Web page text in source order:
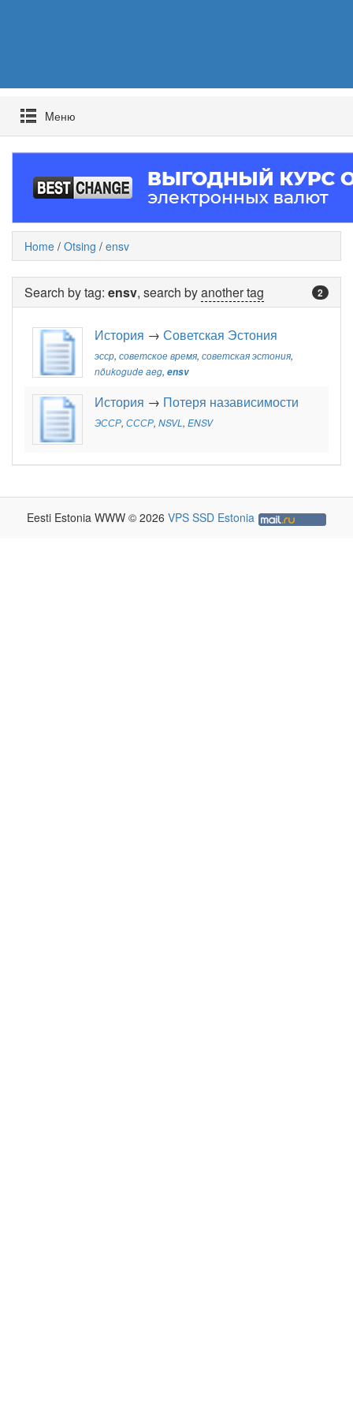
Mеню
Home / Otsing / ensv
2
Search by tag: ensv, search byanother tag
История → Советская Эстония
эсср, советское время, советская эстония,
nõukogude aeg, ensv
История → Потеря назависимости
ЭССР, СССР, NSVL, ENSV
Eesti Estonia WWW © 2026 VPS SSD Estonia